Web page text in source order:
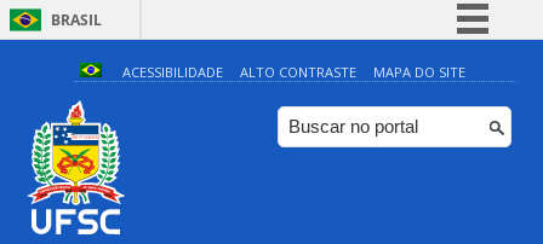
BRASIL
Simplifique!
Comunica BR
Participe
ACESSIBILIDADE ALTO CONTRASTE MAPA DO SITE